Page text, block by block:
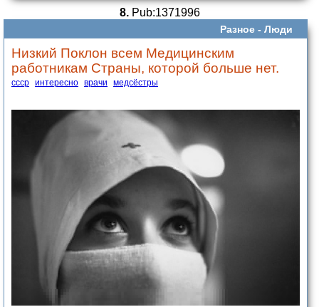
8.Pub:1371996
Разное - Люди
Низкий Поклон всем Медицинским
работникам Страны, которой больше нет.
ссср интересно врачи медсёстры